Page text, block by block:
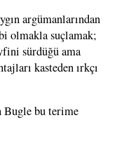
argümanlarından
olmakla suçlamak;
sürdüğü ama
kasteden ırkçı
Bugle bu terime